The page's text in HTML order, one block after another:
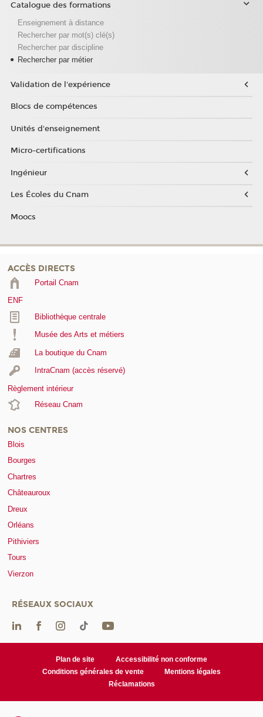
Catalogue des formations
Enseignement à distance
Rechercher par mot(s) clé(s)
Rechercher par discipline
Rechercher par métier
Validation de l'expérience
Blocs de compétences
Unités d'enseignement
Micro-certifications
Ingénieur
Les Écoles du Cnam
Moocs
ACCÈS DIRECTS
Portail Cnam
ENF
Bibliothèque centrale
Musée des Arts et métiers
La boutique du Cnam
IntraCnam (accès réservé)
Règlement intérieur
Réseau Cnam
NOS CENTRES
Blois
Bourges
Chartres
Châteauroux
Dreux
Orléans
Pithiviers
Tours
Vierzon
RÉSEAUX SOCIAUX
Plan de site
Accessibilité non conforme
Conditions générales de vente
Mentions légales
Réclamations